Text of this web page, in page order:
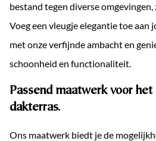
bestand tegen diverse
Voeg een vleugje elegantie toe
met onze verfijnde ambacht en
schoonheid en functionaliteit.
Passend maatwerk voor het
dakterras.
Ons maatwerk biedt je de